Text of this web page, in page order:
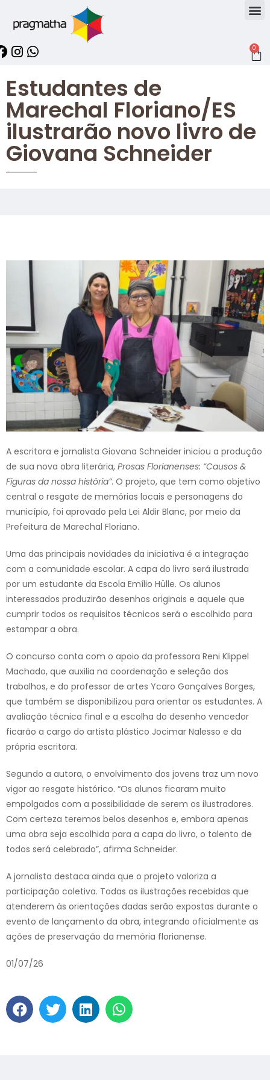
0
Estudantes de
Marechal Floriano/ES
ilustrarão novo livro de
Giovana Schneider
A escritora e jornalista Giovana Schneider iniciou a produção
de sua nova obra literária, Prosas Florianenses: “Causos &
Figuras da nossa história”. O projeto, que tem como objetivo
central o resgate de memórias locais e personagens do
município, foi aprovado pela Lei Aldir Blanc, por meio da
Prefeitura de Marechal Floriano.
Uma das principais novidades da iniciativa é a integração
com a comunidade escolar. A capa do livro será ilustrada
por um estudante da Escola Emílio Hülle. Os alunos
interessados produzirão desenhos originais e aquele que
cumprir todos os requisitos técnicos será o escolhido para
estampar a obra.
O concurso conta com o apoio da professora Reni Klippel
Machado, que auxilia na coordenação e seleção dos
trabalhos, e do professor de artes Ycaro Gonçalves Borges,
que também se disponibilizou para orientar os estudantes. A
avaliação técnica final e a escolha do desenho vencedor
ficarão a cargo do artista plástico Jocimar Nalesso e da
própria escritora.
Segundo a autora, o envolvimento dos jovens traz um novo
vigor ao resgate histórico. “Os alunos ficaram muito
empolgados com a possibilidade de serem os ilustradores.
Com certeza teremos belos desenhos e, embora apenas
uma obra seja escolhida para a capa do livro, o talento de
todos será celebrado”, afirma Schneider.
A jornalista destaca ainda que o projeto valoriza a
participação coletiva. Todas as ilustrações recebidas que
atenderem às orientações dadas serão expostas durante o
evento de lançamento da obra, integrando oficialmente as
ações de preservação da memória florianense.
01/07/26